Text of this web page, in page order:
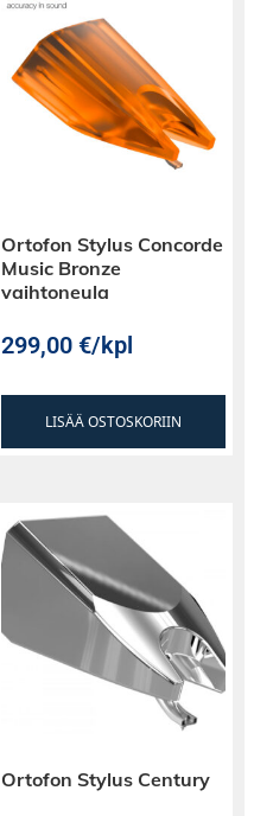
Ortofon Stylus Concorde
Music Bronze
vaihtoneula
299,00€/kpl
LISÄÄ OSTOSKORIIN
Ortofon Stylus Century